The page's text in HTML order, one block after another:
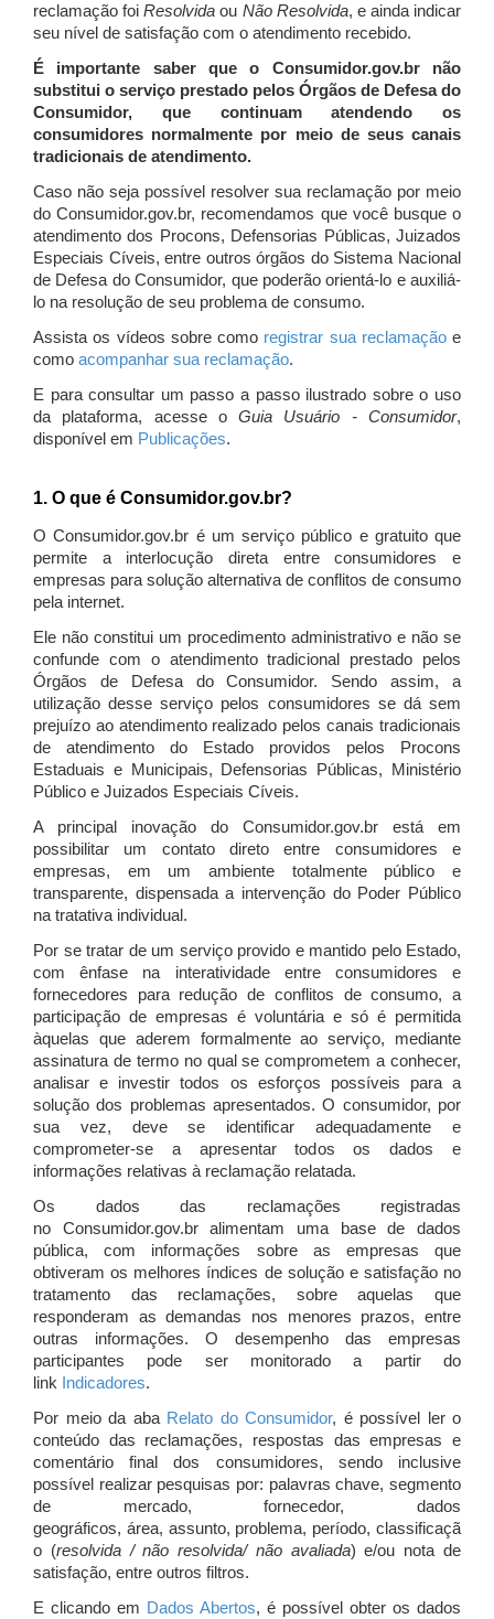
reclamação foiResolvida ou Não Resolvida, e ainda indicar
seu nível de satisfação com o atendimento recebido.
É importante saber que o Consumidor.gov.br não
substitui o serviço prestado pelos Órgãos de Defesa do
Consumidor, que continuam atendendo os
consumidores normalmente por meio de seus canais
tradicionais de atendimento.
Caso não seja possível resolver sua reclamação por meio
do Consumidor.gov.br, recomendamos que você busque o
atendimento dos Procons, Defensorias Públicas, Juizados
Especiais Cíveis, entre outros órgãos do Sistema Nacional
de Defesa do Consumidor, que poderão orientá-lo e auxiliá-
lo na resolução de seu problema de consumo.
Assista os vídeos sobre como registrar sua reclamaçãoe
como acompanhar sua reclamação.
E para consultar um passo a passo ilustrado sobre o uso
da plataforma, acesse oGuia Usuário - Consumidor,
disponível em Publicações.
1. O que é Consumidor.gov.br?
O Consumidor.gov.br é um serviço público e gratuito que
permite a interlocução direta entre consumidores e
empresas para solução alternativa de conflitos de consumo
pela internet.
Ele não constitui um procedimento administrativo e não se
confunde com o atendimento tradicional prestado pelos
Órgãos de Defesa do Consumidor. Sendo assim, a
utilização desse serviço pelos consumidores se dá sem
prejuízo ao atendimento realizado pelos canais tradicionais
de atendimento do Estado providos pelos Procons
Estaduais e Municipais, Defensorias Públicas, Ministério
Público e Juizados Especiais Cíveis.
A principal inovação do Consumidor.gov.br está em
possibilitar um contato direto entre consumidores e
empresas, em um ambiente totalmente público e
transparente, dispensada a intervenção do Poder Público
na tratativa individual.
Por se tratar de um serviço provido e mantido pelo Estado,
com ênfase na interatividade entre consumidores e
fornecedores para redução de conflitos de consumo, a
participação de empresas é voluntária e só é permitida
àquelas que aderem formalmente ao serviço, mediante
assinatura de termo no qual se comprometem a conhecer,
analisar e investir todos os esforços possíveis para a
solução dos problemas apresentados. O consumidor, por
sua vez, deve se identificar adequadamente e
comprometer-se a apresentar todos os dados e
informações relativas à reclamação relatada.
Os dados das reclamações registradas
no Consumidor.gov.br alimentam uma base de dados
pública, com informações sobre as empresas que
obtiveram os melhores índices de solução e satisfação no
tratamento das reclamações, sobre aquelas que
responderam as demandas nos menores prazos, entre
outras informações. O desempenho das empresas
participantes pode ser monitorado a partir do
link Indicadores.
Por meio da aba Relato do Consumidor, é possível ler o
conteúdo das reclamações, respostas das empresas e
comentário final dos consumidores, sendo inclusive
possível realizar pesquisas por: palavras chave, segmento
de mercado, fornecedor, dados
geográficos, área, assunto, problema, período, classificaçã
o (resolvida / não resolvida/ não avaliada) e/ou nota de
satisfação, entre outros filtros.
E clicando em Dados Abertos, é possível obter os dados